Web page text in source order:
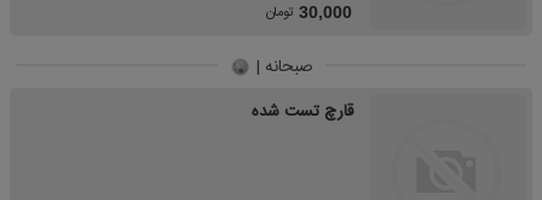
30,000 تومان
صبحانه |
قارچ تست شده